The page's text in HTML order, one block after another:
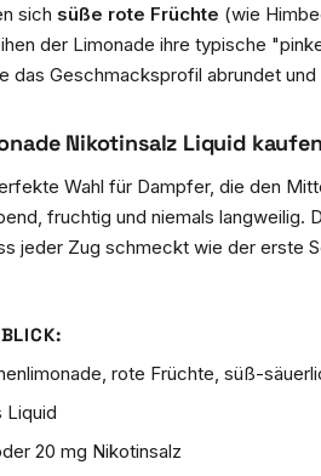
sich süße rote Früchte (wie
der Limonade ihre typische
das Geschmacksprofil abrundet
Nikotinsalz Liquid
Wahl für Dampfer, die den
fruchtig und niemals langweilig.
jeder Zug schmeckt wie der erste
rote Früchte, süß-
Liquid
20 mg Nikotinsalz